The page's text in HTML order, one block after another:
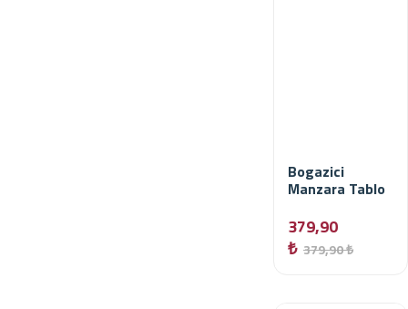
Bogazici
Manzara Tablo
379,90
₺ 379,90 ₺